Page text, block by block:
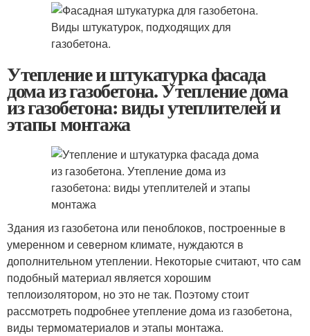
Утепление и штукатурка фасада
дома из газобетона. Утепление дома
из газобетона: виды утеплителей и
этапы монтажа
Здания из газобетона или пеноблоков, построенные в
умеренном и северном климате, нуждаются в
дополнительном утеплении. Некоторые считают, что сам
подобный материал является хорошим
теплоизолятором, но это не так. Поэтому стоит
рассмотреть подробнее утепление дома из газобетона,
виды термоматериалов и этапы монтажа.